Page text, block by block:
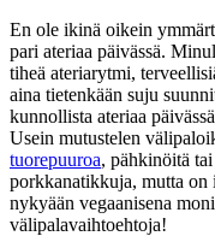
En ole ikinä oikein
pari ateriaa päivässä.
tiheä ateriarytmi,
aina tietenkään suju
kunnollista ateriaa
Usein mutustelen
tuorepuuroa, pähkinöitä
porkkanatikkuja, mutta on
nykyään vegaanisena
välipalavaihtoehtoja!